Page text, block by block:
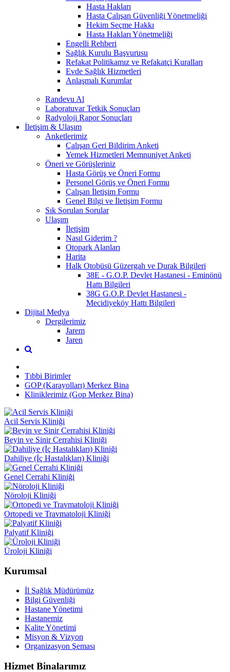
Hasta Hakları
Hasta Çalışan Güvenliği Yönetmeliği
Hekim Seçme Hakkı
Hasta Hakları Yönetmeliği
Engelli Rehberi
Sağlık Kurulu Başvurusu
Refakat Politikamız ve Refakatçi Kuralları
Evde Sağlık Hizmetleri
Anlaşmalı Kurumlar
Randevu Al
Laboratuvar Tetkik Sonuçları
Radyoloji Rapor Sonuçları
İletişim & Ulaşım
Anketlerimiz
Çalışan Geri Bildirim Anketi
Yemek Hizmetleri Memnuniyet Anketi
Öneri ve Görüşleriniz
Hasta Görüş ve Öneri Formu
Personel Görüş ve Öneri Formu
Çalışan İletişim Formu
Genel Bilgi ve İletişim Formu
Sık Sorulan Sorular
Ulaşım
İletişim
Nasıl Giderim ?
Otopark Alanları
Harita
Halk Otobüsü Güzergah ve Durak Bilgileri
38E - G.O.P. Devlet Hastanesi - Eminönü
Hattı Bilgileri
38G G.O.P. Devlet Hastanesi -
Mecidiyeköy Hattı Bilgileri
Dijital Medya
Dergilerimiz
Jarem
Jaren
Tıbbi Birimler
GOP (Karayolları) Merkez Bina
Kliniklerimiz (Gop Merkez Bina)
Acil Servis Kliniği
Beyin ve Sinir Cerrahisi Kliniği
Dahiliye (İç Hastalıkları) Kliniği
Genel Cerrahi Kliniği
Nöroloji Kliniği
Ortopedi ve Travmatoloji Kliniği
Palyatif Kliniği
Üroloji Kliniği
Kurumsal
İl Sağlık Müdürümüz
Bilgi Güvenliği
Hastane Yönetimi
Hastanemiz
Kalite Yönetimi
Misyon & Vizyon
Organizasyon Şeması
Hizmet Binalarımız